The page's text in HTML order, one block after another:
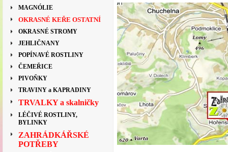
MAGNÓLIE
OKRASNÉ KEŘE OSTATNÍ
OKRASNÉ STROMY
JEHLIČNANY
POPÍNAVÉ ROSTLINY
ČEMEŘICE
PIVOŇKY
TRAVINY a KAPRADINY
TRVALKY a skalničky
LÉČIVÉ ROSTLINY,
BYLINKY
ZAHRÁDKÁŘSKÉ
POTŘEBY